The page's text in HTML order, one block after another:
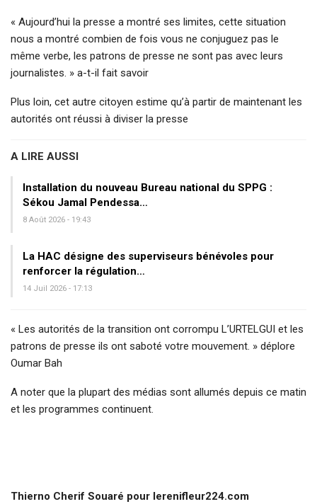
« Aujourd’hui la presse a montré ses limites, cette situation
nous a montré combien de fois vous ne conjuguez pas le
même verbe, les patrons de presse ne sont pas avec leurs
journalistes. » a-t-il fait savoir
Plus loin, cet autre citoyen estime qu’à partir de maintenant les
autorités ont réussi à diviser la presse
A LIRE AUSSI
Installation du nouveau Bureau national du SPPG :
Sékou Jamal Pendessa…
8 Août 2026 - 19:43
La HAC désigne des superviseurs bénévoles pour
renforcer la régulation…
14 Juil 2026 - 17:13
« Les autorités de la transition ont corrompu L’URTELGUI et les
patrons de presse ils ont saboté votre mouvement. » déplore
Oumar Bah
A noter que la plupart des médias sont allumés depuis ce matin
et les programmes continuent.
Thierno Cherif Souaré pour lerenifleur224.com